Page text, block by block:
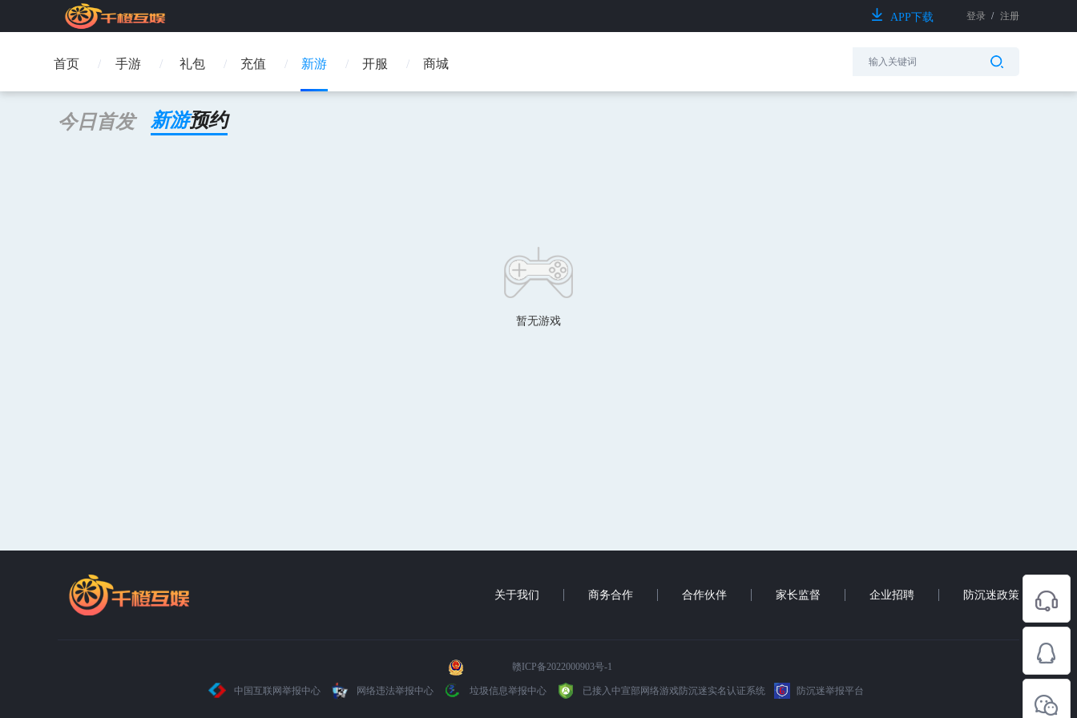
APP下载 登录 / 注册
首页 手游 礼包 充值 新游 开服 商城
今日首发 新游预约
暂无游戏
关于我们 商务合作 合作伙伴 家长监督 企业招聘 防沉迷政策
赣ICP备2022000903号-1
中国互联网举报中心 网络违法举报中心 垃圾信息举报中心 已接入中宣部网络游戏防沉迷实名认证系统 防沉迷举报平台